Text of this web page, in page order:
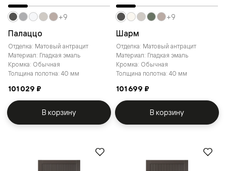
Палаццо
Отделка: Матовый антрацит
Материал: Гладкая эмаль
Кромка: Обычная
Толщина полотна: 40 мм
101 029 ₽
+9
В корзину
Шарм
Отделка: Матовый антрацит
Материал: Гладкая эмаль
Кромка: Обычная
Толщина полотна: 40 мм
101 699 ₽
+9
В корзину